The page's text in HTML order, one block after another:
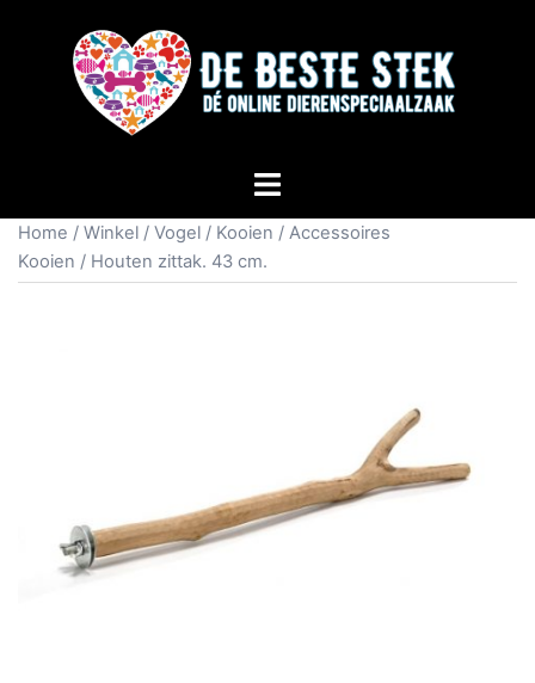
Home / Winkel / Vogel / Kooien / Accessoires
Kooien / Houten zittak. 43 cm.